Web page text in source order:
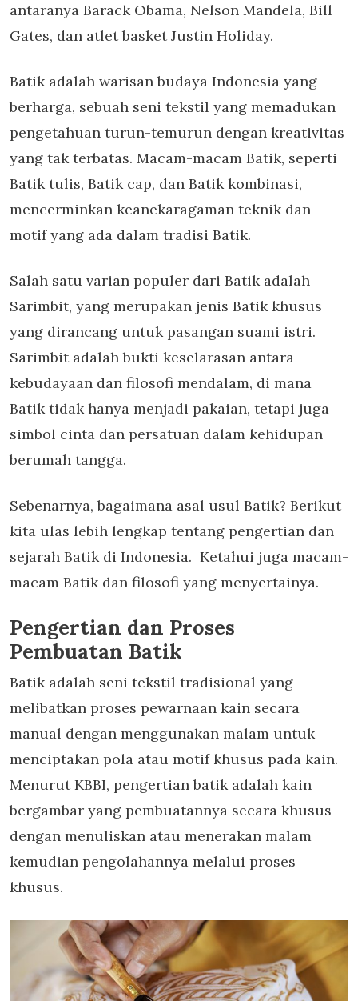
antaranya Barack Obama, Nelson Mandela, Bill
Gates, dan atlet basket Justin Holiday.
Batik adalah warisan budaya Indonesia yang
berharga, sebuah seni tekstil yang memadukan
pengetahuan turun-temurun dengan kreativitas
yang tak terbatas. Macam-macam Batik, seperti
Batik tulis, Batik cap, dan Batik kombinasi,
mencerminkan keanekaragaman teknik dan
motif yang ada dalam tradisi Batik.
Salah satu varian populer dari Batik adalah
Sarimbit, yang merupakan jenis Batik khusus
yang dirancang untuk pasangan suami istri.
Sarimbit adalah bukti keselarasan antara
kebudayaan dan filosofi mendalam, di mana
Batik tidak hanya menjadi pakaian, tetapi juga
simbol cinta dan persatuan dalam kehidupan
berumah tangga.
Sebenarnya, bagaimana asal usul Batik? Berikut
kita ulas lebih lengkap tentang pengertian dan
sejarah Batik di Indonesia. Ketahui juga macam-
macam Batik dan filosofi yang menyertainya.
Pengertian dan Proses
Pembuatan Batik
Batik adalah seni tekstil tradisional yang
melibatkan proses pewarnaan kain secara
manual dengan menggunakan malam untuk
menciptakan pola atau motif khusus pada kain.
Menurut KBBI, pengertian batik adalah kain
bergambar yang pembuatannya secara khusus
dengan menuliskan atau menerakan malam
kemudian pengolahannya melalui proses
khusus.